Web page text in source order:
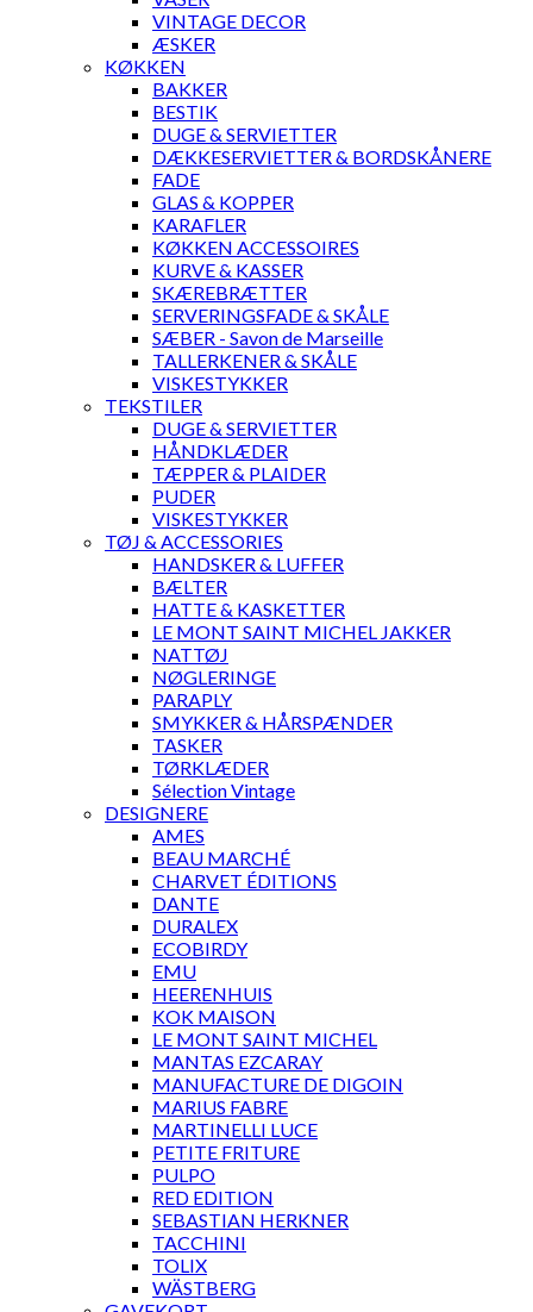
VINTAGE DECOR
ÆSKER
KØKKEN
BAKKER
BESTIK
DUGE & SERVIETTER
DÆKKESERVIETTER & BORDSKÅNERE
FADE
GLAS & KOPPER
KARAFLER
KØKKEN ACCESSOIRES
KURVE & KASSER
SKÆREBRÆTTER
SERVERINGSFADE & SKÅLE
SÆBER - Savon de Marseille
TALLERKENER & SKÅLE
VISKESTYKKER
TEKSTILER
DUGE & SERVIETTER
HÅNDKLÆDER
TÆPPER & PLAIDER
PUDER
VISKESTYKKER
TØJ & ACCESSORIES
HANDSKER & LUFFER
BÆLTER
HATTE & KASKETTER
LE MONT SAINT MICHEL JAKKER
NATTØJ
NØGLERINGE
PARAPLY
SMYKKER & HÅRSPÆNDER
TASKER
TØRKLÆDER
Sélection Vintage
DESIGNERE
AMES
BEAU MARCHÉ
CHARVET ÉDITIONS
DANTE
DURALEX
ECOBIRDY
EMU
HEERENHUIS
KOK MAISON
LE MONT SAINT MICHEL
MANTAS EZCARAY
MANUFACTURE DE DIGOIN
MARIUS FABRE
MARTINELLI LUCE
PETITE FRITURE
PULPO
RED EDITION
SEBASTIAN HERKNER
TACCHINI
TOLIX
WÄSTBERG